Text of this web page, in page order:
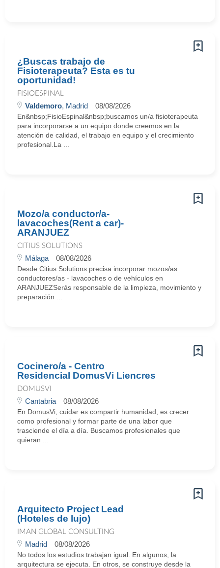
¿Buscas trabajo de
Fisioterapeuta? Esta es tu
oportunidad!
FISIOESPINAL
Valdemoro, Madrid 08/08/2026
En&nbsp;FisioEspinal&nbsp;buscamos un/a fisioterapeuta
para incorporarse a un equipo donde creemos en la
atención de calidad, el trabajo en equipo y el crecimiento
profesional.La ...
Mozo/a conductor/a-
lavacoches(Rent a car)-
ARANJUEZ
CITIUS SOLUTIONS
Málaga 08/08/2026
Desde Citius Solutions precisa incorporar mozos/as
conductores/as - lavacoches o de vehículos en
ARANJUEZSerás responsable de la limpieza, movimiento y
preparación ...
Cocinero/a - Centro
Residencial DomusVi Liencres
DOMUSVI
Cantabria 08/08/2026
En DomusVi, cuidar es compartir humanidad, es crecer
como profesional y formar parte de una labor que
trasciende el día a día. Buscamos profesionales que
quieran ...
Arquitecto Project Lead
(Hoteles de lujo)
IMAN GLOBAL CONSULTING
Madrid 08/08/2026
No todos los estudios trabajan igual. En algunos, la
arquitectura se ejecuta. En otros, se construye desde la